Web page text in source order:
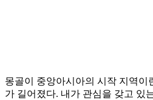
몽골이 중앙아시아의 시작 지역이
가 길어졌다. 내가 관심을 갖고 있